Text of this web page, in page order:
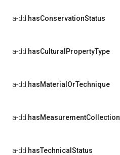
a-dd:hasConservationStatus
a-dd:hasCulturalPropertyType
a-dd:hasMaterialOrTechnique
a-dd:hasMeasurementCollection
a-dd:hasTechnicalStatus